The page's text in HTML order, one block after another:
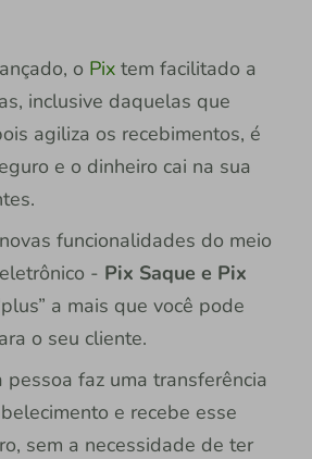
o Pixtem facilitado a
inclusive daquelas que
agiliza os recebimentos, é
e o dinheiro cai na sua
funcionalidades do meio
- Pix Saque e Pix
a mais que você pode
o seu cliente.
pessoa faz uma transferência
e recebe esse
sem a necessidade de ter